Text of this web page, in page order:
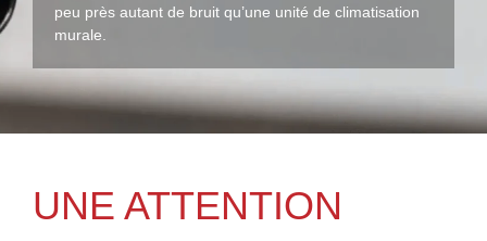
peu près autant de bruit qu’une unité de climatisation
murale.
UNE ATTENTION